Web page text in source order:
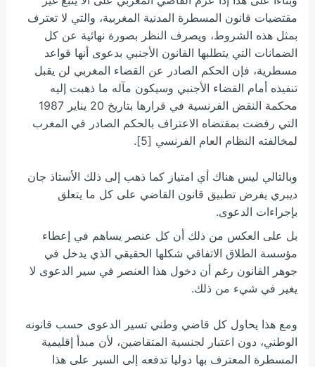
مقتضيات قانون المسطرة المدنية المغربية، والتي لا تعترف
بمثل هذه الشروط، ويصرف النظر بصورة نهائية عن كل
الضمانات التي يتطلبها القانون الأجنبي بدعوى أنها قواعد
مسطرية، فإن الحكم الصادر عن القضاء المغربي لن يقبل
تنفيذه أمام القضاء الأجنبي وسيكون مآله ما ذهبت إليه
محكمة النقض الفرنسية في قرارها بتاريخ 20 يناير 1987
التي رفضت بمقتضاه الاعتراف بالحكم الصادر في المغرب
لمخالفته النظام العام الفرنسي [5].
وبالتالي ليس هناك أي امتياز كما ذهب إلى ذلك الأستاذ جان
ديبري يفرض تطبيق قانون القاضي على كل ما يتعلق
بإجراءات الدعوى.
بل على العكس من ذلك أن كل عنصر يساهم في إعطاء
مؤسسة الطلاق الاتفاقي شكلها الحقيقي الذي يدخل في
جوهر القانون رغم أن دخول هذا العنصر في سير الدعوى لا
يغير في شيء من ذلك.
ومع هذا يحاول كل قاضي وطني تسير الدعوى حسب قانونه
الوطني، دون اعتبار لجنسية المتقاضين، لأن مبدأ إقليمية
المسطرة المعترف بها دوليا تدفعه إلى السير على هذا